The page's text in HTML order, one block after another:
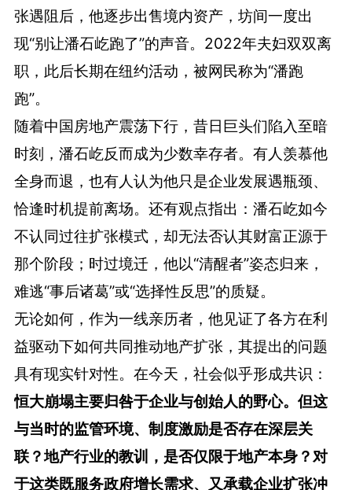
张遇阻后，他逐步出售境内资产，坊间一度出
现“别让潘石屹跑了”的声音。2022年夫妇双双离
职，此后长期在纽约活动，被网民称为“潘跑
跑”。
随着中国房地产震荡下行，昔日巨头们陷入至暗
时刻，潘石屹反而成为少数幸存者。有人羡慕他
全身而退，也有人认为他只是企业发展遇瓶颈、
恰逢时机提前离场。还有观点指出：潘石屹如今
不认同过往扩张模式，却无法否认其财富正源于
那个阶段；时过境迁，他以“清醒者”姿态归来，
难逃“事后诸葛”或“选择性反思”的质疑。
无论如何，作为一线亲历者，他见证了各方在利
益驱动下如何共同推动地产扩张，其提出的问题
具有现实针对性。在今天，社会似乎形成共识：
恒大崩塌主要归咎于企业与创始人的野心。但这
与当时的监管环境、制度激励是否存在深层关
联？地产行业的教训，是否仅限于地产本身？对
于这类既服务政府增长需求、又承载企业扩张冲